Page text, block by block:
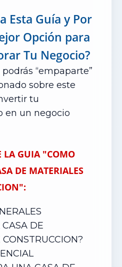
Esta Guía y Por
Opción para
Tu Negocio?
“empaparte”
sobre este
tu
en un negocio
LA GUIA "COMO
DE MATERIALES
CASA DE